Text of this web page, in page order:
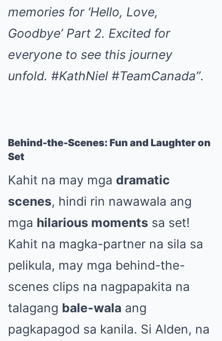
memories for ‘Hello, Love,
Goodbye’ Part 2. Excited for
everyone to see this journey
unfold. #KathNiel #TeamCanada”.
Behind-the-Scenes: Fun and Laughter on
Set
Kahit na may mga dramatic
scenes, hindi rin nawawala ang
mga hilarious moments sa set!
Kahit na magka-partner na sila sa
pelikula, may mga behind-the-
scenes clips na nagpapakita na
talagang bale-wala ang
pagkapagod sa kanila. Si Alden, na